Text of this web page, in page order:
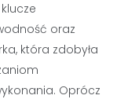
oraz
która zdobyła
Oprócz